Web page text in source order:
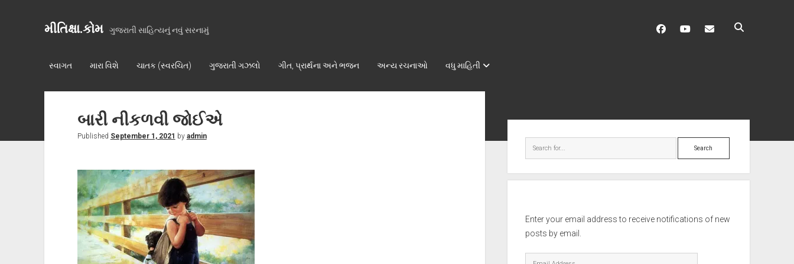
મીતિક્ષા.કોમ ગુજરાતી સાહિત્યનું નવું સરનામું
facebookyoutubehello@mitixa.com
સ્વાગત મારા વિશે ચાતક (સ્વરચિત) ગુજરાતી ગઝલો ગીત, પ્રાર્થના અને ભજન અન્ય રચનાઓ વધુ માહિતી
બારી નીકળવી જોઈએ
Published September 1, 2021 by admin
Search
Enter your email address to receive notifications of new
posts by email.
Email